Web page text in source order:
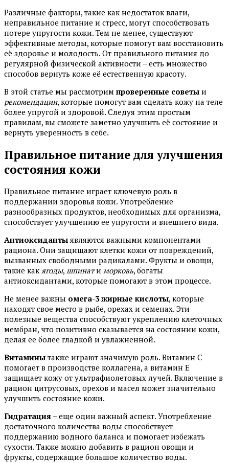
Различные факторы, такие как недостаток влаги,
неправильное питание и стресс, могут способствовать
потере упругости кожи. Тем не менее, существуют
эффективные методы, которые помогут вам восстановить
её здоровье и молодость. От правильного питания до
регулярной физической активности – есть множество
способов вернуть коже её естественную красоту.
В этой статье мы рассмотрим проверенные советы и
рекомендации, которые помогут вам сделать кожу на теле
более упругой и здоровой. Следуя этим простым
правилам, вы сможете заметно улучшить её состояние и
вернуть уверенность в себе.
Правильное питание для улучшения
состояния кожи
Правильное питание играет ключевую роль в
поддержании здоровья кожи. Употребление
разнообразных продуктов, необходимых для организма,
способствует улучшению ее упругости и внешнего вида.
Антиоксидантыявляются важными компонентами
рациона. Они защищают клетки кожи от повреждений,
вызванных свободными радикалами. Фрукты и овощи,
такие какягоды, шпинати морковь, богаты
антиоксидантами, которые помогают в этом процессе.
Не менее важны омега-3 жирные кислоты, которые
находят свое место в рыбе, орехах и семенах. Эти
полезные вещества способствуют укреплению клеточных
мембран, что позитивно сказывается на состоянии кожи,
делая ее более гладкой и увлажненной.
Витамины также играют значимую роль. Витамин C
помогает в производстве коллагена, а витамин E
защищает кожу от ультрафиолетовых лучей. Включение в
рацион цитрусовых, орехов и масел может значительно
улучшить состояние кожи.
Гидратация – еще один важный аспект. Употребление
достаточного количества воды способствует
поддержанию водного баланса и помогает избежать
сухости. Также можно добавить в рацион овощи и
фрукты, содержащие большое количество воды.